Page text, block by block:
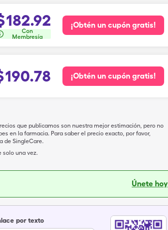
182.92
Con
Membresía
¡Obtén un cupón gratis!
190.78 ¡Obtén un cupón gratis!
que publicamos son nuestra mejor estimación, pero no
en la farmacia. Para saber el precio exacto, por favor,
de SingleCare.
solo una vez.
Únete hoy
por texto